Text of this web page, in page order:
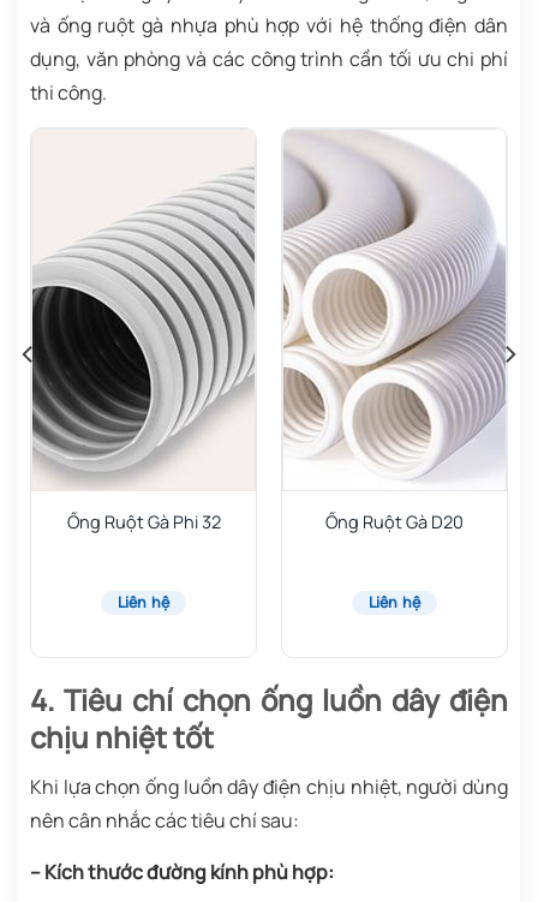
và ống ruột gà nhựa phù hợp với hệ thống điện dân
dụng, văn phòng và các công trình cần tối ưu chi phí
thi công.
Ống Ruột Gà Phi 32
Liên hệ
Ống Ruột Gà D20
Liên hệ
4. Tiêu chí chọn ống luồn dây điện
chịu nhiệt tốt
Khi lựa chọn ống luồn dây điện chịu nhiệt, người dùng
nên cân nhắc các tiêu chí sau:
– Kích thước đường kính phù hợp: